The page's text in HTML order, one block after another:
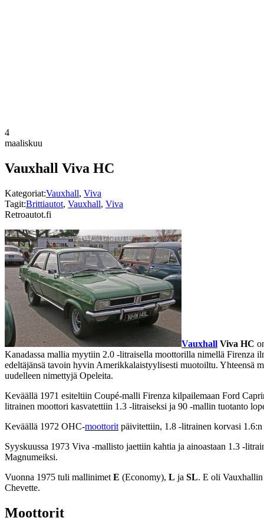
4
maaliskuu
Vauxhall Viva HC
Kategoriat:Vauxhall, Viva
Tagit:Brittiautot, Vauxhall, Viva
Retroautot.fi
Vauxhall Viva HC
Kanadassa mallia myytiin 2.0 -litraisella moottorilla nimellä Firenza
edeltäjänsä tavoin hyvin Amerikkalaistyylisesti muotoiltu. Yhteensä
uudelleen nimettyjä Opeleita.
Keväällä 1971 esiteltiin Coupé-malli Firenza kilpailemaan Ford
litrainen moottori kasvatettiin 1.3 -litraiseksi ja 90 -mallin tuotanto
Keväällä 1972 OHC-moottorit päivitettiin, 1.8 -litrainen korvasi
Syyskuussa 1973 Viva -mallisto jaettiin kahtia ja ainoastaan 1.3 -
Magnumeiksi.
Vuonna 1975 tuli mallinimet E (Economy), L ja SL. E oli Vauxhallin
Chevette.
Moottorit